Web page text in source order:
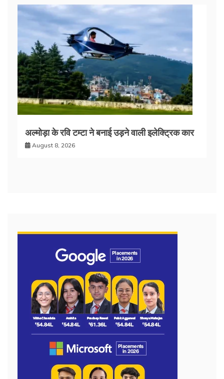
अल्मोड़ा के रवि टम्टा ने बनाई उड़ने वाली इलेक्ट्रिक कार
August 8, 2026